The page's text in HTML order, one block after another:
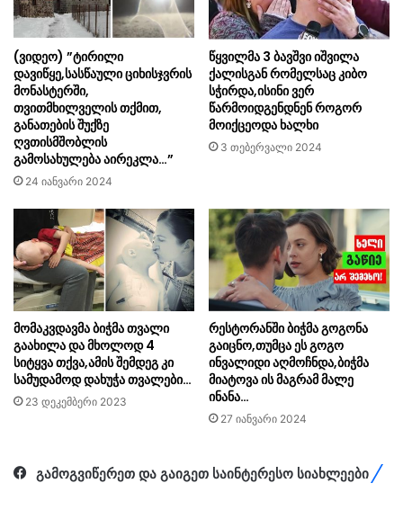
(ვიდეო) ”ტირილი
დავიწყე,სასწაული ციხისჯვრის
მონასტერში,
თვითმხილველის თქმით,
განათების შუქზე
ღვთისმშობლის
გამოსახულება აირეკლა…”
24 იანვარი 2024
წყვილმა 3 ბავშვი იშვილა
ქალისგან რომელსაც კიბო
სჭირდა,ისინი ვერ
წარმოიდგენდნენ როგორ
მოიქცეოდა ხალხი
3 თებერვალი 2024
მომაკვდავმა ბიჭმა თვალი
გაახილა და მხოლოდ 4
სიტყვა თქვა,ამის შემდეგ კი
სამუდამოდ დახუჭა თვალები…
23 დეკემბერი 2023
რესტორანში ბიჭმა გოგონა
გაიცნო,თუმცა ეს გოგო
ინვალიდი აღმოჩნდა,ბიჭმა
მიატოვა ის მაგრამ მალე
ინანა…
27 იანვარი 2024
გამოგვიწერეთ და გაიგეთ საინტერესო სიახლეები